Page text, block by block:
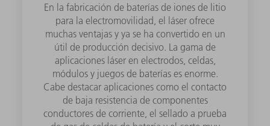
En la fabricación de baterías de iones de litio
para la electromovilidad, el láser ofrece
muchas ventajas y ya se ha convertido en un
útil de producción decisivo. La gama de
aplicaciones láser en electrodos, celdas,
módulos y juegos de baterías es enorme.
Cabe destacar aplicaciones como el contacto
de baja resistencia de componentes
conductores de corriente, el sellado a prueba